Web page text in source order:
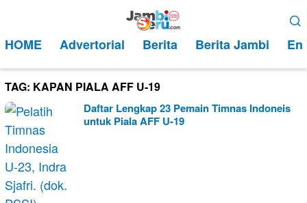
kontenMobile
HOME Advertorial Berita Berita Jambi
TAG: KAPAN PIALA AFF U-19
Daftar Lengkap 23 Pemain Timnas Indoneis
untuk Piala AFF U-19